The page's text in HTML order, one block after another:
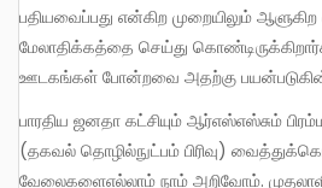
பதியவைப்பது என்கிற முறையிலும்
மேலாதிக்கத்தை செய்து
ஊடகங்கள் போன்றவை அதற்கு
பாரதிய ஜனதா கட்சியும் ஆர்எஸ்எஸ்சும் பிரம்மாண்டமாக ஐ.டி., செல்
(தகவல் தொழில்நுட்பம் பிரிவு)
வேலைகளைஎல்லாம் நாம் அறிவோம்.